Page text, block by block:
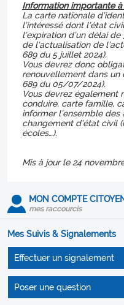
Information importante à
La carte nationale
l’intéressé dont l’état
l’expiration d’un délai
de l’actualisation de
689 du 5 juillet 2024).
Vous devrez donc
renouvellement dans un
689 du 05/07/2024).
Vous devrez également
conduire, carte famille,
informer l’ensemble
changement d’état civil
écoles…).
Mis à jour le 24
MON COMPTE
mes raccourcis
Mes Suivis & Signalements
Effectuer un signalement
Poser une question